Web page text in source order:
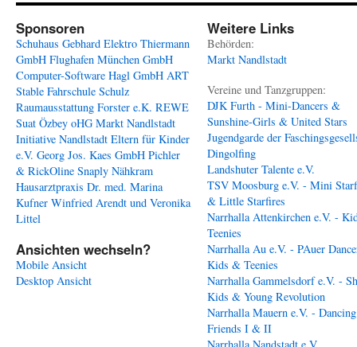
Sponsoren
Schuhaus Gebhard Elektro Thiermann
GmbH Flughafen München GmbH
Computer-Software Hagl GmbH ART
Stable Fahrschule Schulz
Raumausstattung Forster e.K. REWE
Suat Özbey oHG Markt Nandlstadt
Initiative Nandlstadt Eltern für Kinder
e.V. Georg Jos. Kaes GmbH Pichler
& RickOline Snaply Nähkram
Hausarztpraxis Dr. med. Marina
Kufner Winfried Arendt und Veronika
Littel
Ansichten wechseln?
Mobile Ansicht
Desktop Ansicht
Weitere Links
Behörden:
Markt Nandlstadt
Vereine und Tanzgruppen:
DJK Furth - Mini-Dancers &
Sunshine-Girls & United Stars
Jugendgarde der
Dingolfing
Landshuter Talente e.V.
TSV Moosburg e.V. - Mini
& Little Starfires
Narrhalla Attenkirchen e.V. -
Teenies
Narrhalla Au e.V. - PAuer
Kids & Teenies
Narrhalla Gammelsdorf e.V. -
Kids & Young Revolution
Narrhalla Mauern e.V. - Dancing
Friends I & II
Narrhalla Nandstadt e.V.